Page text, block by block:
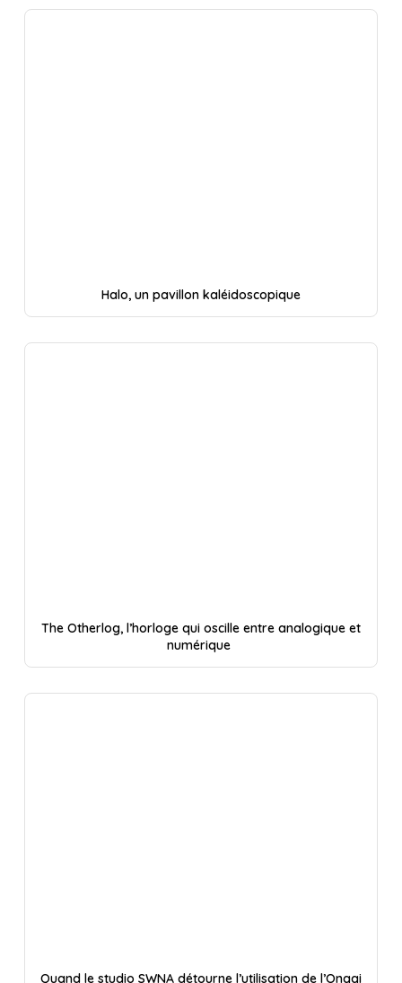
Halo, un pavillon kaléidoscopique
The Otherlog, l’horloge qui oscille entre analogique et
numérique
Quand le studio SWNA détourne l’utilisation de l’Onggi